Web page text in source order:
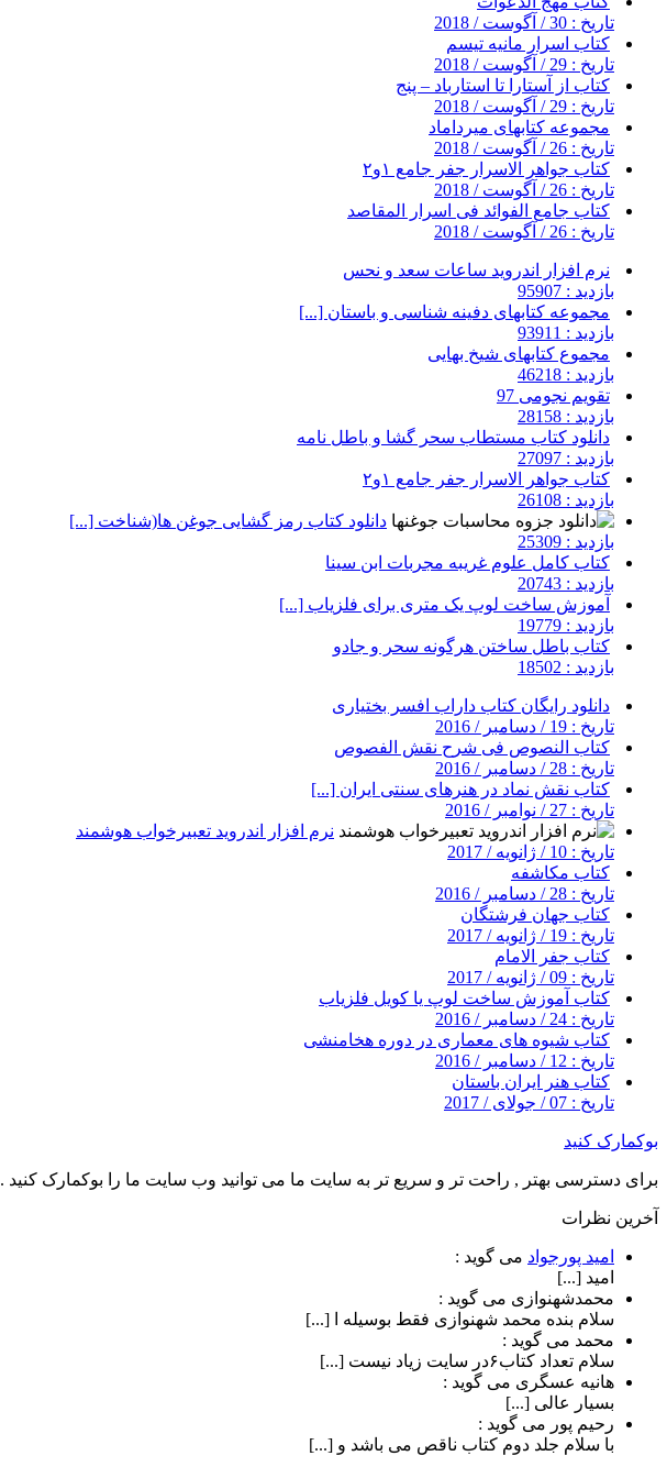
تاریخ : 30 / آگوست / 2018
کتاب اسرار مانیه تیسم
تاریخ : 29 / آگوست / 2018
کتاب از آستارا تا استارباد – پنج
تاریخ : 29 / آگوست / 2018
مجموعه کتابهای میرداماد
تاریخ : 26 / آگوست / 2018
کتاب جواهر الاسرار جفر جامع ۱و۲
تاریخ : 26 / آگوست / 2018
کتاب جامع الفوائد فی اسرار المقاصد
تاریخ : 26 / آگوست / 2018
نرم افزار اندروید ساعات سعد و نحس
بازدید : 95907
مجموعه کتابهای دفینه شناسی و باستان [...]
بازدید : 93911
مجموع کتابهای شیخ بهایی
بازدید : 46218
تقویم نجومی 97
بازدید : 28158
دانلود کتاب مستطاب سحر گشا و باطل نامه
بازدید : 27097
کتاب جواهر الاسرار جفر جامع ۱و۲
بازدید : 26108
دانلود کتاب رمز گشایی جوغن ها(شناخت [...]
بازدید : 25309
کتاب کامل علوم غریبه مجربات ابن سینا
بازدید : 20743
آموزش ساخت لوپ یک متری برای فلزیاب [...]
بازدید : 19779
کتاب باطل ساختن هرگونه سحر و جادو
بازدید : 18502
دانلود رایگان کتاب داراب افسر بختیاری
تاریخ : 19 / دسامبر / 2016
کتاب النصوص فی شرح نقش الفصوص
تاریخ : 28 / دسامبر / 2016
کتاب نقش نماد در هنرهای سنتی ایران [...]
تاریخ : 27 / نوامبر / 2016
نرم افزار اندروید تعبیرخواب هوشمند
تاریخ : 10 / ژانویه / 2017
کتاب مکاشفه
تاریخ : 28 / دسامبر / 2016
کتاب جهان فرشتگان
تاریخ : 19 / ژانویه / 2017
کتاب جفر الامام
تاریخ : 09 / ژانویه / 2017
کتاب آموزش ساخت لوپ یا کویل فلزیاب
تاریخ : 24 / دسامبر / 2016
کتاب شیوه های معماری در دوره هخامنشی
تاریخ : 12 / دسامبر / 2016
کتاب هنر ایران باستان
تاریخ : 07 / جولای / 2017
بوکمارک کنید
برای دسترسی بهتر , راحت تر و سریع تر به سایت ما می توانید وب سایت ما را بوکمارک کنید .
آخرین نظرات
امید پورجواد می گوید :
امید [...]
محمدشهنوازی می گوید :
سلام بنده محمد شهنوازی فقط بوسیله ا [...]
محمد می گوید :
سلام تعداد کتاب۶در سایت زیاد نیست [...]
هانیه عسگری می گوید :
بسیار عالی [...]
رحیم پور می گوید :
با سلام جلد دوم کتاب ناقص می باشد و [...]